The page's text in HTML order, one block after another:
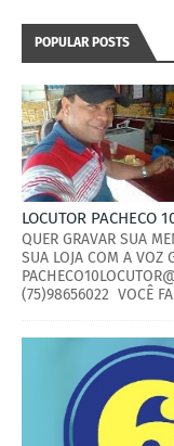
POPULAR POSTS
LOCUTOR PACHECO
QUER GRAVAR SUA
SUA LOJA COM A VOZ
(75)98656022 VOCÊ